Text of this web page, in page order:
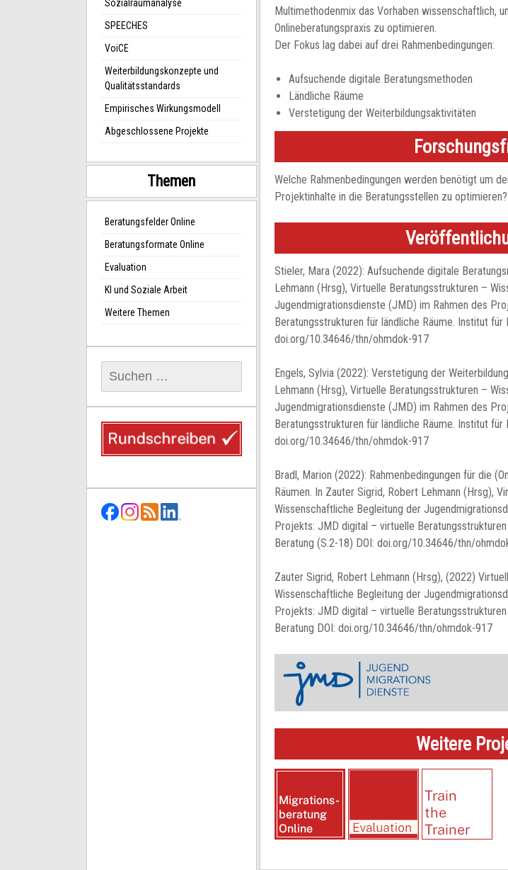
Multimethodenmix das Vorhaben wissenschaftlich,
Onlineberatungspraxis zu optimieren.
Der Fokus lag dabei auf drei Rahmenbedingungen:
Aufsuchende digitale Beratungsmethoden
Ländliche Räume
Verstetigung der Weiterbildungsaktivitäten
Welche Rahmenbedingungen werden benötigt um
Projektinhalte in die Beratungsstellen zu optimieren?
Stieler, Mara (2022): Aufsuchende digitale
Lehmann (Hrsg), Virtuelle Beratungsstrukturen –
Jugendmigrationsdienste (JMD) im Rahmen des
Beratungsstrukturen für ländliche Räume. Institut für
doi.org/10.34646/thn/ohmdok-917
Engels, Sylvia (2022): Verstetigung der
Lehmann (Hrsg), Virtuelle Beratungsstrukturen –
Jugendmigrationsdienste (JMD) im Rahmen des
Beratungsstrukturen für ländliche Räume. Institut für
doi.org/10.34646/thn/ohmdok-917
Bradl, Marion (2022): Rahmenbedingungen für die
Räumen. In Zauter Sigrid, Robert Lehmann (Hrsg),
Wissenschaftliche Begleitung der
Projekts: JMD digital – virtuelle
Beratung (S.2-18) DOI: doi.org/10.34646/thn/
Zauter Sigrid, Robert Lehmann (Hrsg), (2022)
Wissenschaftliche Begleitung der
Projekts: JMD digital – virtuelle
Beratung DOI: doi.org/10.34646/thn/ohmdok-917
Weitere
Sozialraumanalyse
SPEECHES
VoiCE
Weiterbildungskonzepte und
Qualitätsstandards
Empirisches Wirkungsmodell
Abgeschlossene Projekte
Themen
Beratungsfelder Online
Beratungsformate Online
Evaluation
KI und Soziale Arbeit
Weitere Themen
nach: